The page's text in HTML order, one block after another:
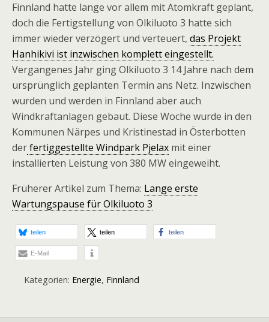
Finnland hatte lange vor allem mit Atomkraft geplant,
doch die Fertigstellung von Olkiluoto 3 hatte sich
immer wieder verzögert und verteuert, das Projekt
Hanhikivi ist inzwischen komplett eingestellt.
Vergangenes Jahr ging Olkiluoto 3 14 Jahre nach dem
ursprünglich geplanten Termin ans Netz. Inzwischen
wurden und werden in Finnland aber auch
Windkraftanlagen gebaut. Diese Woche wurde in den
Kommunen Närpes und Kristinestad in Österbotten
derfertiggestellte Windpark Pjelax mit einer
installierten Leistung von 380 MW eingeweiht.
Früherer Artikel zum Thema: Lange erste
Wartungspause für Olkiluoto 3
teilen teilen teilen
E-Mail
Kategorien: Energie, Finnland